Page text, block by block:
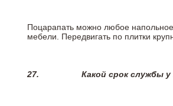
Поцарапать можно любое
мебели. Передвигать по плитки
27. Какой срок службы